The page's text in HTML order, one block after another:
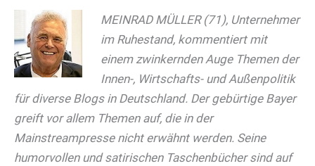
MEINRAD MÜLLER (71), Unternehmer
im Ruhestand, kommentiert mit
einem zwinkernden Auge Themen der
Innen-, Wirtschafts- und Außenpolitik
für diverse Blogs in Deutschland. Der gebürtige Bayer
greift vor allem Themen auf, die in der
Mainstreampresse nicht erwähnt werden. Seine
humorvollen und satirischen Taschenbücher sind auf